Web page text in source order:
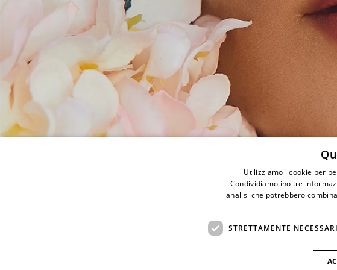
Utilizziamo i cookie per
Condividiamo inoltre
analisi che potrebbero
STRETTAMENTE NECESSARI